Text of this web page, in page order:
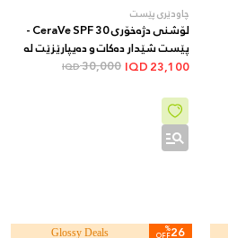
چاودێری پێست
لۆشنی دژەخۆری CeraVe SPF 30 -
پێست شێدار دەکات و دەیپارێزێت لە
تیشکی خۆر، 52 مل
23,100
30,000
IQD
26
%
Glossy Deals